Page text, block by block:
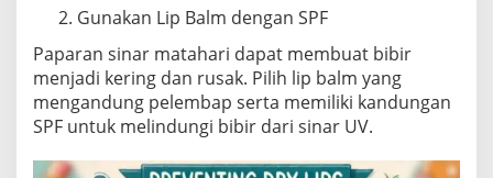
a
p
Gunakan Lip Balm dengan SPF
Paparan sinar matahari dapat membuat bibir
menjadi kering dan rusak. Pilih lip balm yang
mengandung pelembap serta memiliki kandungan
SPF untuk melindungi bibir dari sinar UV.